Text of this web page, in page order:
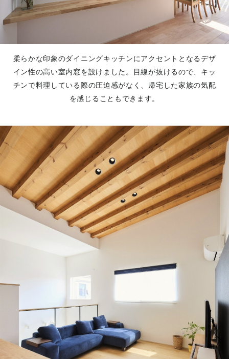
柔らかな印象のダイニングキッチンにアクセントとなるデザ
イン性の高い室内窓を設けました。目線が抜けるので、キッ
チンで料理している際の圧迫感がなく、帰宅した家族の気配
を感じることもできます。